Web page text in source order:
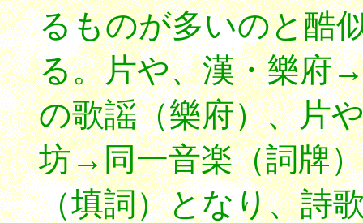
るものが多いのと酷
る。片や、漢・樂府
の歌謡（樂府）、片
坊→同一音楽（詞牌
（填詞）となり、詩